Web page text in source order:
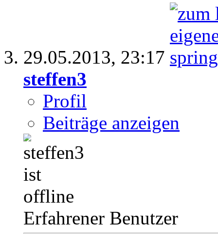
29.05.2013, 23:17
steffen3
Profil
Beiträge anzeigen
Erfahrener Benutzer